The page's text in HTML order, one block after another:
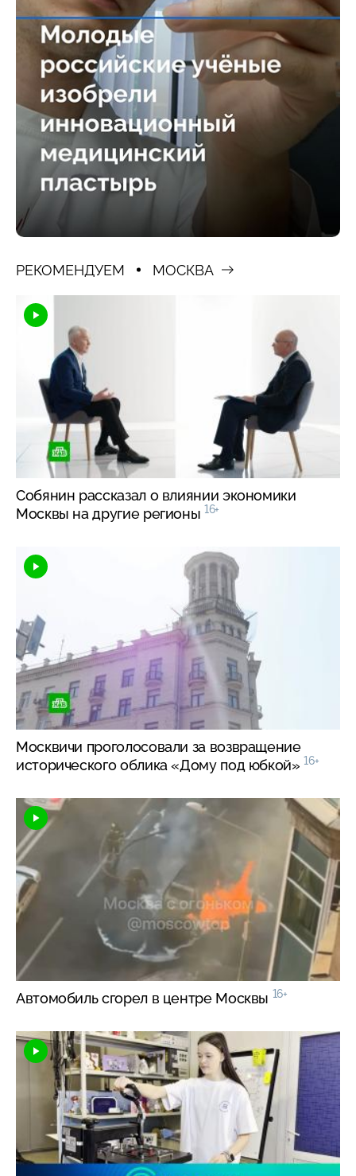
РЕКОМЕНДУЕМ МОСКВА
Собянин рассказал о влиянии экономики
Москвы на другие регионы 16+
Москвичи проголосовали за возвращение
исторического облика «Дому под юбкой» 16+
Автомобиль сгорел в центре Москвы 16+